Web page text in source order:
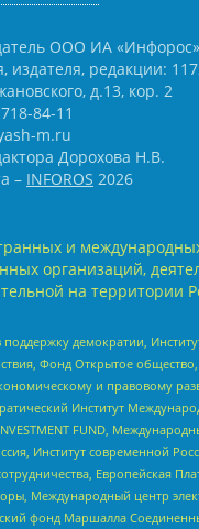
ООО ИА
издателя, редакции:
д.13, кор. 2
84-11
m.ru
Дорохова Н.В.
– INFOROS 2026
и
организаций,
на территории
демократии,
Фонд Открытое
и правовому
Институт
FUND,
Институт современной
Европейская
Международный центр
фонд Маршалла